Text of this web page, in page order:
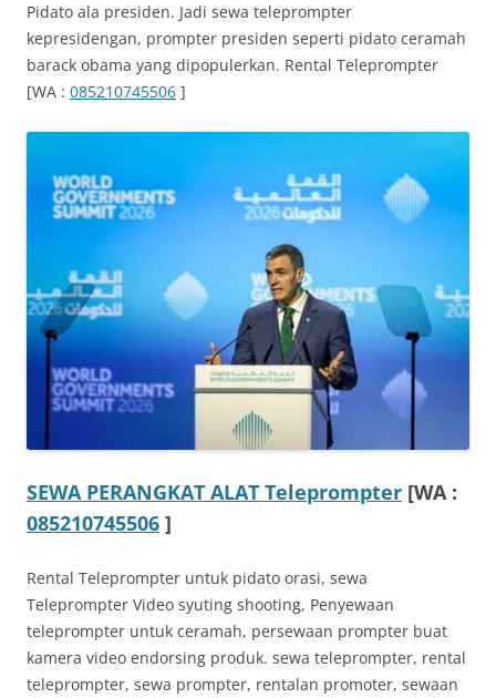
Pidato ala presiden. Jadi sewa teleprompter
kepresidengan, prompter presiden seperti pidato ceramah
barack obama yang dipopulerkan. Rental Teleprompter
[WA : 085210745506 ]
SEWA PERANGKAT ALAT Teleprompter [WA :
085210745506 ]
Rental Teleprompter untuk pidato orasi, sewa
Teleprompter Video syuting shooting, Penyewaan
teleprompter untuk ceramah, persewaan prompter buat
kamera video endorsing produk. sewa teleprompter, rental
teleprompter, sewa prompter, rentalan promoter, sewaan